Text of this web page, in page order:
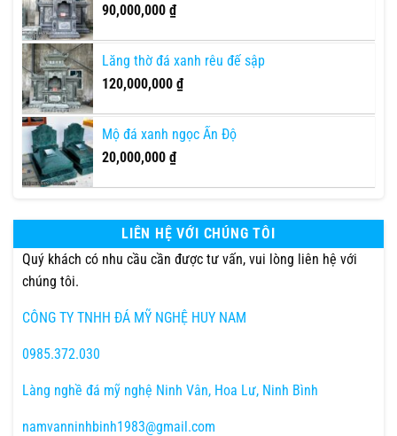
90,000,000 ₫
Lăng thờ đá xanh rêu đế sập
120,000,000 ₫
Mộ đá xanh ngọc Ấn Độ
20,000,000 ₫
LIÊN HỆ VỚI CHÚNG TÔI
Quý khách có nhu cầu cần được tư vấn, vui lòng liên hệ với
chúng tôi.
CÔNG TY TNHH ĐÁ MỸ NGHỆ HUY NAM
0985.372.030
Làng nghề đá mỹ nghệ Ninh Vân, Hoa Lư, Ninh Bình
namvanninhbinh1983@gmail.com